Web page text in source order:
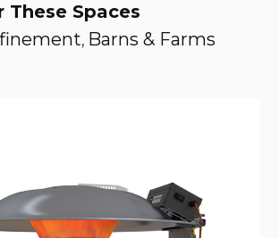
These Spaces
, Barns & Farms